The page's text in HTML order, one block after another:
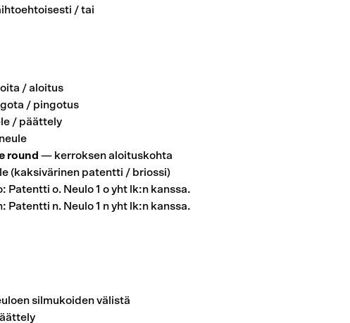
/ tai
/ aloitus
/ pingotus
/ päättely
round — kerroksen aloituskohta
(kaksivärinen patentti / briossi)
Patentti o. Neulo 1 o yht lk:n kanssa.
Patentti n. Neulo 1 n yht lk:n kanssa.
silmukoiden välistä